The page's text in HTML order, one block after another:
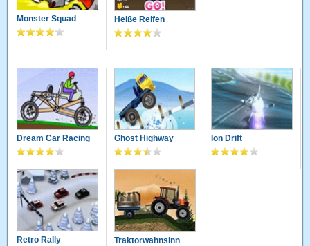
Monster Squad Heiße Reifen
Dream Car Racing Ghost Highway Ion Drift
Retro Rally Traktorwahnsinn